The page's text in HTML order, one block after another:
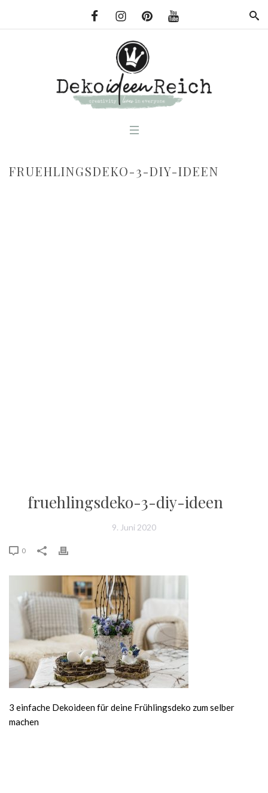
FRUEHLINGSDEKO-3-DIY-IDEEN
fruehlingsdeko-3-diy-ideen
9. Juni 2020
0
3 einfache Dekoideen für deine Frühlingsdeko zum selber
machen